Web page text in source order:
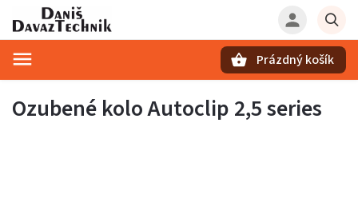
Prázdný košík
Ozubené kolo Autoclip 2,5 series